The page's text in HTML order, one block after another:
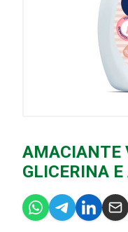
AMACIANTE
GLICERINA